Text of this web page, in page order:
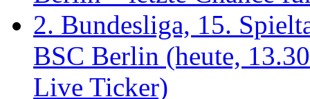
2. Bundesliga, 15.
BSC Berlin (heute,
Live Ticker)